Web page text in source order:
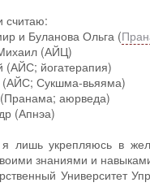
считаю:
и Буланова Ольга (
(АЙЦ)
(АЙС; йогатерапия)
(АЙС; Сукшма-вьяяма)
аюрведа)
(Апнэа)
укрепляюсь в
знаниями и
Университет